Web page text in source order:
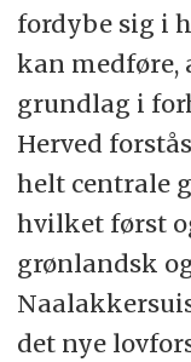
fordybe sig i
kan medføre,
grundlag i
Herved
helt centrale
hvilket først
grønlandsk
det nye